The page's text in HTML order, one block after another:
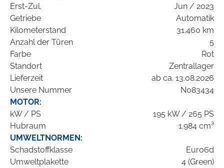
Erst-Zul.
Jun / 2023
Getriebe
Automatik
Kilometerstand
31.460 km
Anzahl der Türen
5
Farbe
Rot
Standort
Zentrallager
Lieferzeit
ab ca. 13.08.2026
Unsere Nummer
N083434
MOTOR:
kW / PS
195 kW / 265 PS
Hubraum
1.984 cm³
UMWELTNORMEN:
Schadstoffklasse
Euro6d
Umweltplakette
4 (Green)